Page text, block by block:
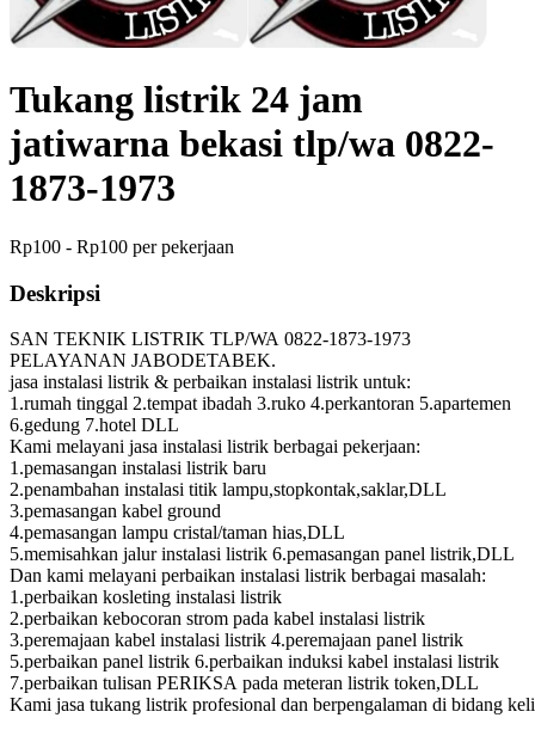
Tukang listrik 24 jam
jatiwarna bekasi tlp/wa 0822-
1873-1973
Rp100 - Rp100 per pekerjaan
Deskripsi
SAN TEKNIK LISTRIK TLP/WA 0822-1873-1973
PELAYANAN JABODETABEK.
jasa instalasi listrik & perbaikan instalasi listrik untuk:
1.rumah tinggal 2.tempat ibadah 3.ruko 4.perkantoran 5.apartemen
6.gedung 7.hotel DLL
Kami melayani jasa instalasi listrik berbagai pekerjaan:
1.pemasangan instalasi listrik baru
2.penambahan instalasi titik lampu,stopkontak,saklar,DLL
3.pemasangan kabel ground
4.pemasangan lampu cristal/taman hias,DLL
5.memisahkan jalur instalasi listrik 6.pemasangan panel listrik,DLL
Dan kami melayani perbaikan instalasi listrik berbagai masalah:
1.perbaikan kosleting instalasi listrik
2.perbaikan kebocoran strom pada kabel instalasi listrik
3.peremajaan kabel instalasi listrik 4.peremajaan panel listrik
5.perbaikan panel listrik 6.perbaikan induksi kabel instalasi listrik
7.perbaikan tulisan PERIKSA pada meteran listrik token,DLL
Kami jasa tukang listrik profesional dan berpengalaman di bidang